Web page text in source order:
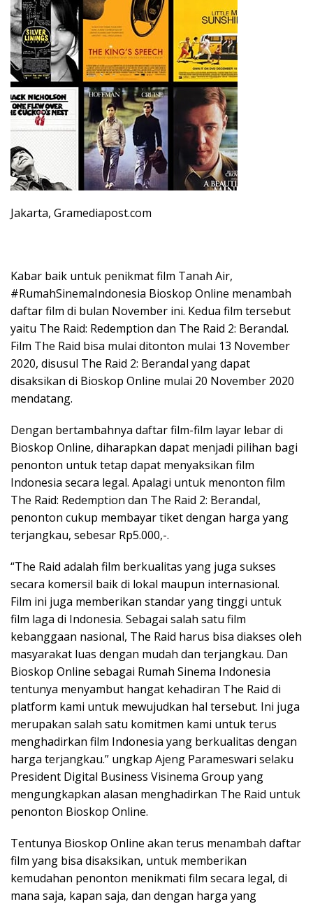
Jakarta, Gramediapost.com
Kabar baik untuk penikmat film Tanah Air,
#RumahSinemaIndonesia Bioskop Online menambah
daftar film di bulan November ini. Kedua film tersebut
yaitu The Raid: Redemption dan The Raid 2: Berandal.
Film The Raid bisa mulai ditonton mulai 13 November
2020, disusul The Raid 2: Berandal yang dapat
disaksikan di Bioskop Online mulai 20 November 2020
mendatang.
Dengan bertambahnya daftar film-film layar lebar di
Bioskop Online, diharapkan dapat menjadi pilihan bagi
penonton untuk tetap dapat menyaksikan film
Indonesia secara legal. Apalagi untuk menonton film
The Raid: Redemption dan The Raid 2: Berandal,
penonton cukup membayar tiket dengan harga yang
terjangkau, sebesar Rp5.000,-.
“The Raid adalah film berkualitas yang juga sukses
secara komersil baik di lokal maupun internasional.
Film ini juga memberikan standar yang tinggi untuk
film laga di Indonesia. Sebagai salah satu film
kebanggaan nasional, The Raid harus bisa diakses oleh
masyarakat luas dengan mudah dan terjangkau. Dan
Bioskop Online sebagai Rumah Sinema Indonesia
tentunya menyambut hangat kehadiran The Raid di
platform kami untuk mewujudkan hal tersebut. Ini juga
merupakan salah satu komitmen kami untuk terus
menghadirkan film Indonesia yang berkualitas dengan
harga terjangkau.” ungkap Ajeng Parameswari selaku
President Digital Business Visinema Group yang
mengungkapkan alasan menghadirkan The Raid untuk
penonton Bioskop Online.
Tentunya Bioskop Online akan terus menambah daftar
film yang bisa disaksikan, untuk memberikan
kemudahan penonton menikmati film secara legal, di
mana saja, kapan saja, dan dengan harga yang